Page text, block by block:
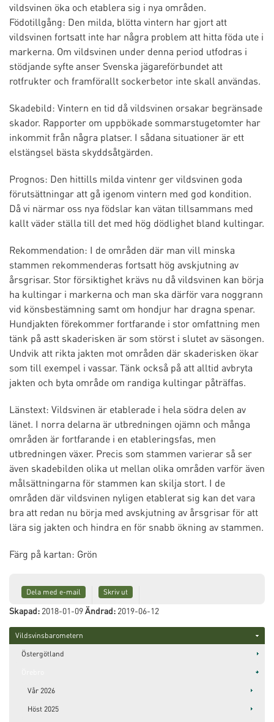
vildsvinen öka och etablera sig i nya områden.
Födotillgång: Den milda, blötta vintern har gjort att
vildsvinen fortsatt inte har några problem att hitta föda ute i
markerna. Om vildsvinen under denna period utfodras i
stödjande syfte anser Svenska jägareförbundet att
rotfrukter och framförallt sockerbetor inte skall användas.
Skadebild: Vintern en tid då vildsvinen orsakar begränsade
skador. Rapporter om uppbökade sommarstugetomter har
inkommit från några platser. I sådana situationer är ett
elstängsel bästa skyddsåtgärden.
Prognos: Den hittills milda vintenr ger vildsvinen goda
förutsättningar att gå igenom vintern med god kondition.
Då vi närmar oss nya födslar kan vätan tillsammans med
kallt väder ställa till det med hög dödlighet bland kultingar.
Rekommendation: I de områden där man vill minska
stammen rekommenderas fortsatt hög avskjutning av
årsgrisar. Stor försiktighet krävs nu då vildsvinen kan börja
ha kultingar i markerna och man ska därför vara noggrann
vid könsbestämning samt om hondjur har dragna spenar.
Hundjakten förekommer fortfarande i stor omfattning men
tänk på astt skaderisken är som störst i slutet av säsongen.
Undvik att rikta jakten mot områden där skaderisken ökar
som till exempel i vassar. Tänk också på att alltid avbryta
jakten och byta område om randiga kultingar påträffas.
Länstext: Vildsvinen är etablerade i hela södra delen av
länet. I norra delarna är utbredningen ojämn och många
områden är fortfarande i en etableringsfas, men
utbredningen växer. Precis som stammen varierar så ser
även skadebilden olika ut mellan olika områden varför även
målsättningarna för stammen kan skilja stort. I de
områden där vildsvinen nyligen etablerat sig kan det vara
bra att redan nu börja med avskjutning av årsgrisar för att
lära sig jakten och hindra en för snabb ökning av stammen.
Färg på kartan: Grön
Dela med e-mail Skriv ut
Skapad: 2018-01-09Ändrad: 2019-06-12
Vildsvinsbarometern
Östergötland
Vår 2026
Höst 2025